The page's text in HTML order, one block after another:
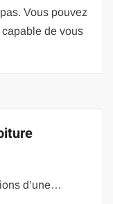
Vous pouvez
capable de vous
d’une…